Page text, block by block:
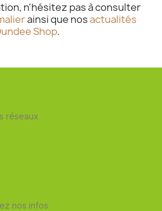
n'hésitez pas à consulter
ainsi que nosactualités
Shop.
réseaux
nos infos